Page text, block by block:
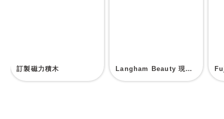
訂製磁力積木 Langham Beauty 現場印刷帆布袋